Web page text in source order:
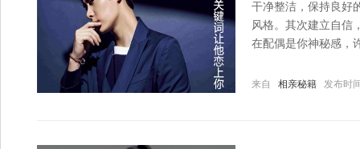
干净整洁，保持良好
风格。其次建立自信
在配偶是你神秘感，
来自 相亲秘籍 发布时